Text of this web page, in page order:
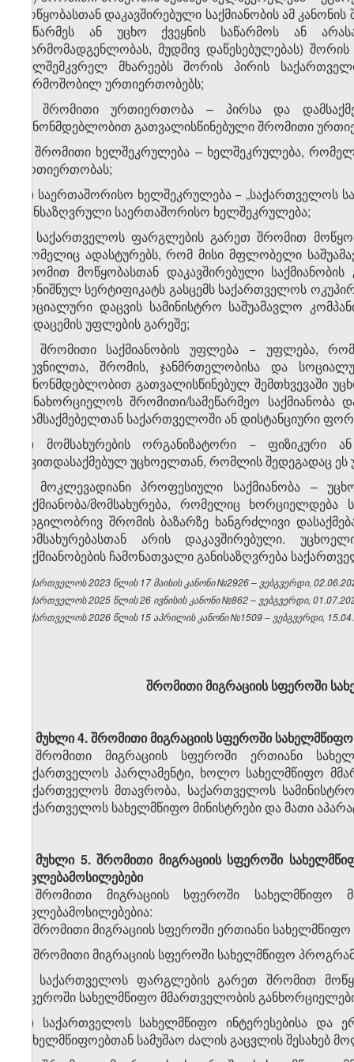
მოწყობასთან დაკავშირებული საქმიანობის ამ
მეწარმეს ან უცხო ქვეყნის საწარმოს ან
(წარმომადგენლობას, მუდმივ დაწესებულებას)
ხელშემკვრელ მხარეებს შორის პირის
წარმოშობილ ურთიერთობებს;
მ) შრომითი ურთიერთობა – პირსა და
კანონმდებლობით გათვალისწინებული შრომითი
ნ) შრომითი ხელშეკრულება – ხელშეკრულება,
ურთიერთობას;
ო) საერთაშორისო ხელშეკრულება − „საქართველოს
განსაზღვრული საერთაშორისო ხელშეკრულება;
პ) საქართველოს ფარგლების გარეთ შრომით
რომელიც ადასტურებს, რომ მისი მფლობელი
შრომით მოწყობასთან დაკავშირებული
აღნიშნულ სერტიფიკატს გასცემს საქართველოს
სოციალური დაცვის სამინისტრო საშუამავლო
გადაცემის უფლების გარეშე;
ჟ) შრომითი საქმიანობის უფლება − უფლება,
დევნილთა, შრომის, ჯანმრთელობისა და
კანონმდებლობით გათვალისწინებულ შემთხვევაში
განახორციელოს შრომითი/სამეწარმეო
დამსაქმებელთან საქართველოში ან დისტანციური
რ) მომსახურების ორგანიზატორი − ფიზიკური
თვითდასაქმებულ უცხოელთან, რომლის შედეგადაც ეს
ს) მოკლევადიანი პროფესიული საქმიანობა –
საქმიანობა/მომსახურება, რომელიც
ადგილობრივ შრომის ბაზარზე ხანგრძლივი
მომსახურებასთან არის დაკავშირებული.
საქმიანობების ჩამონათვალი განისაზღვრება
საქართველოს 2023 წლის 17 მაისის კანონი №2926 – ვებგვერდი,
საქართველოს 2025 წლის 26 ივნისის კანონი №862 – ვებგვერდი,
საქართველოს 2026 წლის 15 აპრილის კანონი №1509 – ვებგვერდი,
შრომითი მიგრაციის სფეროში
მუხლი 4.შრომითი მიგრაციის სფეროში
შრომითი მიგრაციის სფეროში ერთიანი
საქართველოს პარლამენტი, ხოლო სახელმწიფო
საქართველოს მთავრობა, საქართველოს
საქართველოს სახელმწიფო მინისტრები და მათი
მუხლი 5.შრომითი მიგრაციის სფეროში
უფლებამოსილებები
შრომითი მიგრაციის სფეროში სახელმწიფო
უფლებამოსილებებია:
ა) შრომითი მიგრაციის სფეროში ერთიანი
ბ) შრომითი მიგრაციის სფეროში სახელმწიფო
გ) საქართველოს ფარგლების გარეთ შრომით
სფეროში სახელმწიფო მმართველობის
დ) საქართველოს სახელმწიფო ინტერესებისა და
სახელმწიფოებთან სამუშაო ძალის გაცვლის შესახებ